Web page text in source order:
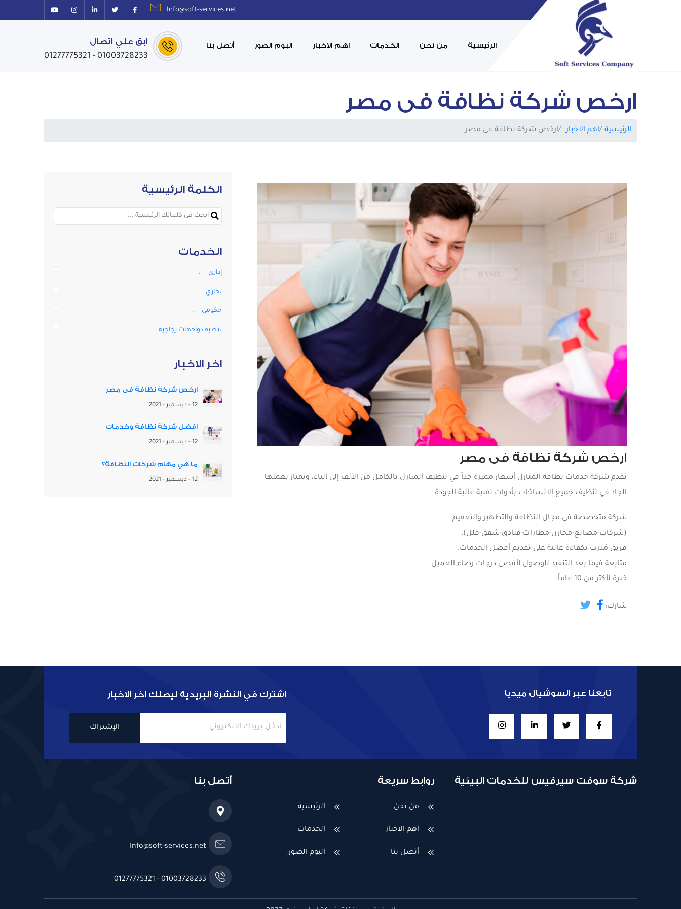
Info@soft-services.net
الرئيسية من نحن الخدمات اهم الاخبار البوم الصور أتصل بنا ابق علي اتصال
01003728233 - 01277775321
ارخص شركة نظافة فى مصر
الرئيسية اهم الاخبار ارخص شركة نظافة فى مصر
ارخص شركة نظافة فى مصر
تقدم شركة خدمات نظافة المنازل أسعار مميزة جداً في تنظيف المنازل بالكامل من الألف إلى الياء، وتمتاز بعملها
الجاد في تنظيف جميع الاتساخات بأدوات تقنية عالية الجودة
شركة متخصصة في مجال النظافة والتطهير والتعقيم.
(شركات-مصانع-مخازن-مطارات-فنادق-شقق-فلل).
فريق مُدرب بكفاءة عالية على تقديم أفضل الخدمات.
متابعة فيما بعد التنفيذ للوصول لأقصى درجات رضاء العميل.
خبرة لأكثر من 10 عاماً.
شارك:
الكلمة الرئيسية
الخدمات
إداري .
تجاري .
حكومي .
تنظيف واجهات زجاجيه .
اخر الاخبار
ارخص شركة نظافة فى مصر
12 - ديسمبر - 2021
افضل شركة نظافة وخدمات
12 - ديسمبر - 2021
ما هي مهام شركات النظافة؟
12 - ديسمبر - 2021
تابعنا عبر السوشيال ميديا اشترك في النشرة البريدية ليصلك اخر الاخبار
الإشتراك
شركة سوفت سيرفيس للخدمات البيئية روابط سريعة
الرئيسية من نحن
الخدمات اهم الاخبار
البوم الصور أتصل بنا
أتصل بنا
Info@soft-services.net
01003728233 - 01277775321